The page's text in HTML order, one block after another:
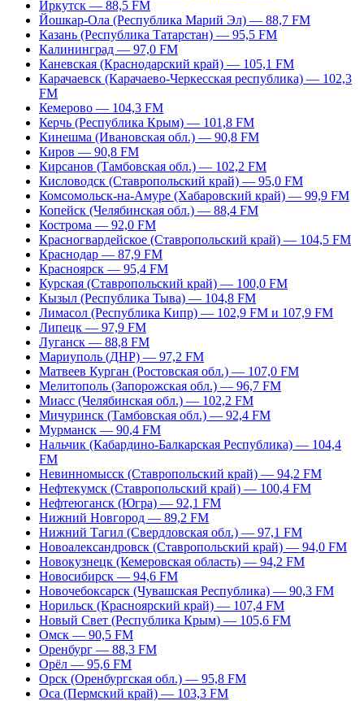
Иркутск — 88,5 FM
Йошкар-Ола (Республика Марий Эл) — 88,7 FM
Казань (Республика Татарстан) — 95,5 FM
Калининград — 97,0 FM
Каневская (Краснодарский край) — 105,1 FM
Карачаевск (Карачаево-Черкесская республика) — 102,3
FM
Кемерово — 104,3 FM
Керчь (Республика Крым) — 101,8 FM
Кинешма (Ивановская обл.) — 90,8 FM
Киров — 90,8 FM
Кирсанов (Тамбовская обл.) — 102,2 FM
Кисловодск (Ставропольский край) — 95,0 FM
Комсомольск-на-Амуре (Хабаровский край) — 99,9 FM
Копейск (Челябинская обл.) — 88,4 FM
Кострома — 92,0 FM
Красногвардейское (Ставропольский край) — 104,5 FM
Краснодар — 87,9 FM
Красноярск — 95,4 FM
Курская (Ставропольский край) — 100,0 FM
Кызыл (Республика Тыва) — 104,8 FM
Лимасол (Республика Кипр) — 102,9 FM и 107,9 FM
Липецк — 97,9 FM
Луганск — 88,8 FM
Мариуполь (ДНР) — 97,2 FM
Матвеев Курган (Ростовская обл.) — 107,0 FM
Мелитополь (Запорожская обл.) — 96,7 FM
Миасс (Челябинская обл.) — 102,2 FM
Мичуринск (Тамбовская обл.) — 92,4 FM
Мурманск — 90,4 FM
Нальчик (Кабардино-Балкарская Республика) — 104,4
FM
Невинномысск (Ставропольский край) — 94,2 FM
Нефтекумск (Ставропольский край) — 100,4 FM
Нефтеюганск (Югра) — 92,1 FM
Нижний Новгород — 89,2 FM
Нижний Тагил (Свердловская обл.) — 97,1 FM
Новоалександровск (Ставропольский край) — 94,0 FM
Новокузнецк (Кемеровская область) — 94,2 FM
Новосибирск — 94,6 FM
Новочебоксарск (Чувашская Республика) — 90,3 FM
Норильск (Красноярский край) — 107,4 FM
Новый Свет (Республика Крым) — 105,6 FM
Омск — 90,5 FM
Оренбург — 88,3 FM
Орёл — 95,6 FM
Орск (Оренбургская обл.) — 95,8 FM
Оса (Пермский край) — 103,3 FM